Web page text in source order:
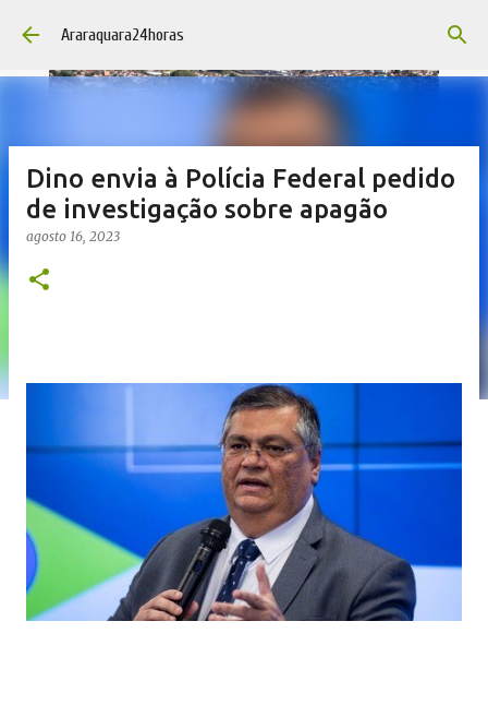
Pular para o conteúdo principal
Araraquara24horas
Dino envia à Polícia Federal pedido
de investigação sobre apagão
agosto 16, 2023